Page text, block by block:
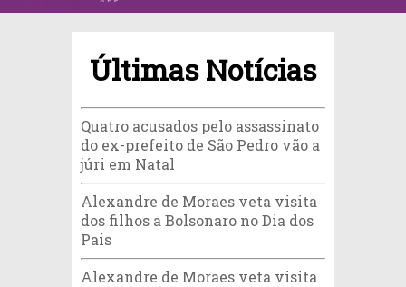
Últimas Notícias
Quatro acusados pelo assassinato
do ex-prefeito de São Pedro vão a
júri em Natal
Alexandre de Moraes veta visita
dos filhos a Bolsonaro no Dia dos
Pais
Alexandre de Moraes veta visita